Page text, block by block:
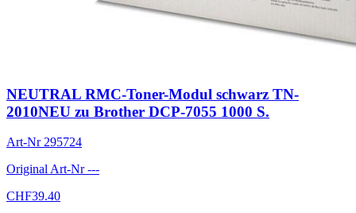
NEUTRAL RMC-Toner-Modul schwarz TN-
2010NEU zu Brother DCP-7055 1000 S.
Art-Nr295724
Original Art-Nr---
CHF39.40